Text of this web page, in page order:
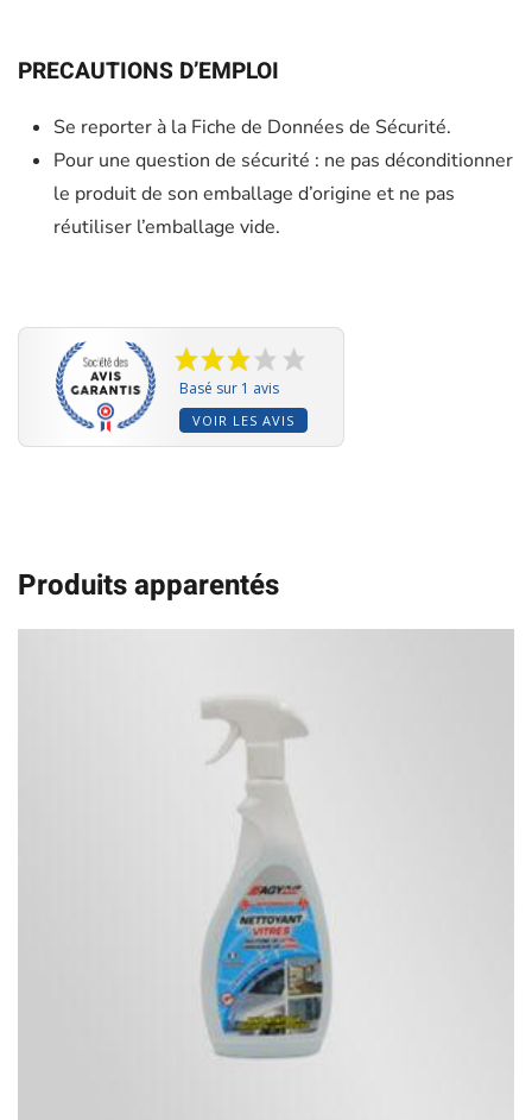
PRECAUTIONS D’EMPLOI
Se reporter à la Fiche de Données de Sécurité.
Pour une question de sécurité : ne pas déconditionner
le produit de son emballage d’origine et ne pas
réutiliser l’emballage vide.
Basé sur 1 avis
VOIR LES AVIS
Produits apparentés